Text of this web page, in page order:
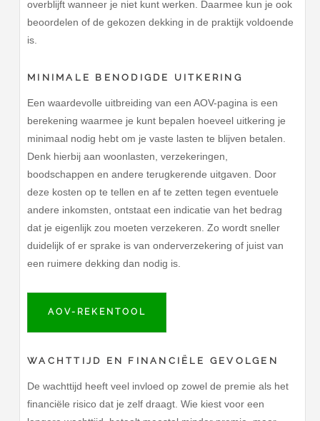
overblijft wanneer je niet kunt werken. Daarmee kun je ook
beoordelen of de gekozen dekking in de praktijk voldoende
is.
MINIMALE BENODIGDE UITKERING
Een waardevolle uitbreiding van een AOV-pagina is een
berekening waarmee je kunt bepalen hoeveel uitkering je
minimaal nodig hebt om je vaste lasten te blijven betalen.
Denk hierbij aan woonlasten, verzekeringen,
boodschappen en andere terugkerende uitgaven. Door
deze kosten op te tellen en af te zetten tegen eventuele
andere inkomsten, ontstaat een indicatie van het bedrag
dat je eigenlijk zou moeten verzekeren. Zo wordt sneller
duidelijk of er sprake is van onderverzekering of juist van
een ruimere dekking dan nodig is.
AOV-REKENTOOL
WACHTTIJD EN FINANCIËLE GEVOLGEN
De wachttijd heeft veel invloed op zowel de premie als het
financiële risico dat je zelf draagt. Wie kiest voor een